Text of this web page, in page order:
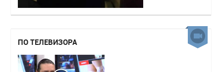
ПО ТЕЛЕВИЗОРА